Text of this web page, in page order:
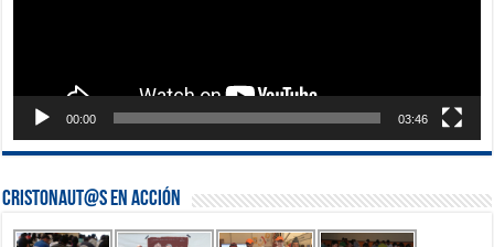
00:00 03:46
Cristonaut@s en Acción